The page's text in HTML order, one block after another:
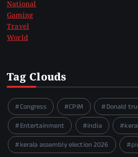
National
Gaming
Travel
World
Tag Clouds
Congress CPIM
Donald
Entertainment
india
kerala assembly election 2026